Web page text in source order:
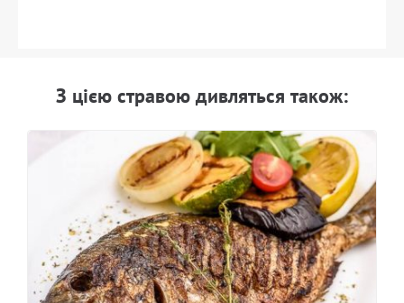
З цiєю стравою дивляться також: